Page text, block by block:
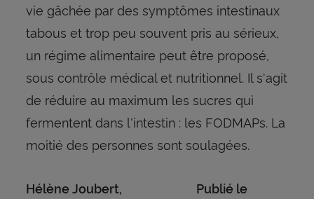
vie gâchée par des symptômes intestinaux
tabous et trop peu souvent pris au sérieux,
un régime alimentaire peut être proposé,
sous contrôle médical et nutritionnel. Il s'agit
de réduire au maximum les sucres qui
fermentent dans l'intestin : les FODMAPs. La
moitié des personnes sont soulagées.
Hélène Joubert, Publié le